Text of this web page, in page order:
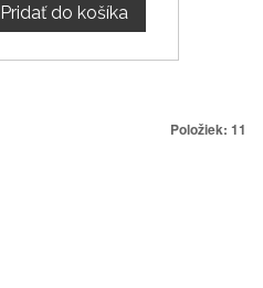
Pridať do košíka
Položiek: 11